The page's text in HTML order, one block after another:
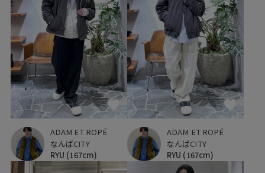
ADAM ET ROPÉ
なんばCITY
RYU (167cm)
ADAM ET ROPÉ
なんばCITY
RYU (167cm)